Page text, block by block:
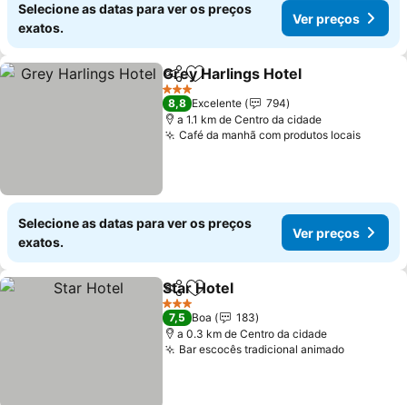
Selecione as datas para ver os preços
exatos.
Ver preços
PartilharAdicionar aos favoritos
Grey Harlings Hotel
3 Estrelas
8,8 Excelente
794
a 1.1 km de Centro da cidade
Café da manhã com produtos locais
Selecione as datas para ver os preços
exatos.
Ver preços
PartilharAdicionar aos favoritos
Star Hotel
3 Estrelas
7,5 Boa
183
a 0.3 km de Centro da cidade
Bar escocês tradicional animado